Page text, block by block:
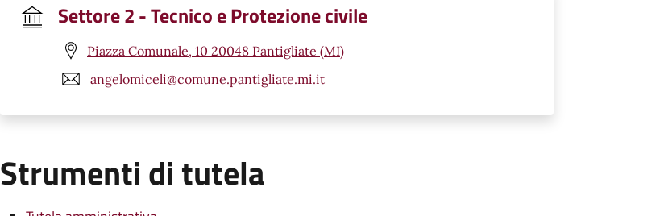
Settore 2 - Tecnico e Protezione civile
Piazza Comunale, 10 20048 Pantigliate (MI)
angelomiceli@comune.pantigliate.mi.it
Strumenti di tutela